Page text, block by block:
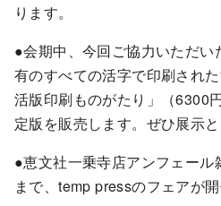
ります。
●会期中、今回ご協力いただ
有のすべての活字で印刷され
活版印刷ものがたり」（6300
定版を販売します。ぜひ展示
●恵文社一乗寺店アンフェー
まで、temp pressのフェアが開